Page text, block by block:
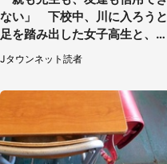
ない」 下校中、川に入ろうと
足を踏み出した女子高生と、彼
女を止めた予想外の存在
Jタウンネット読者